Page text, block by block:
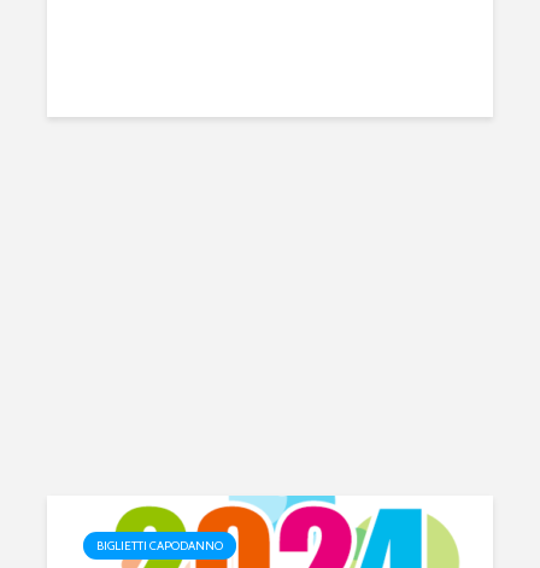
BIGLIETTI CAPODANNO